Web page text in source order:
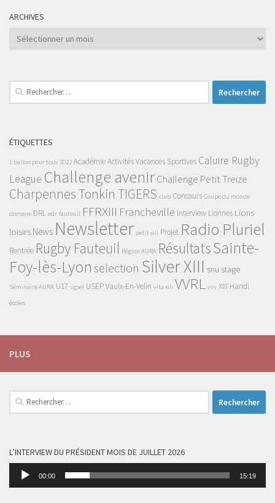
ARCHIVES
Archives
Rechercher :
ÉTIQUETTES
1 ballon pour tous 2022 AcadémieActivités Vacances Sportives Caluire Rugby
League Challenge avenirChallenge Petit Treize
Charpennes Tonkin TIGERS club Concours Coupe du monde
domene DRL edr fauteuil FFRXIII Francheville Interview Lionnes Lions
loisirs News Newsletter petit xiii Projet Radio Pluriel
Rentrée Rugby Fauteuil Région AURA RésultatsSainte-
Foy-lès-Lyon selection Silver XIII snu stage
Séminaire AURA U17 ugsel USEPVaulx-En-Velin vita xiii VVRL vvv XIII Handi
écoles
PLUS
Rechercher :
L’INTERVIEW DU PRÉSIDENT MOIS DE JUILLET 2026
Lecteur
00:00 15:19